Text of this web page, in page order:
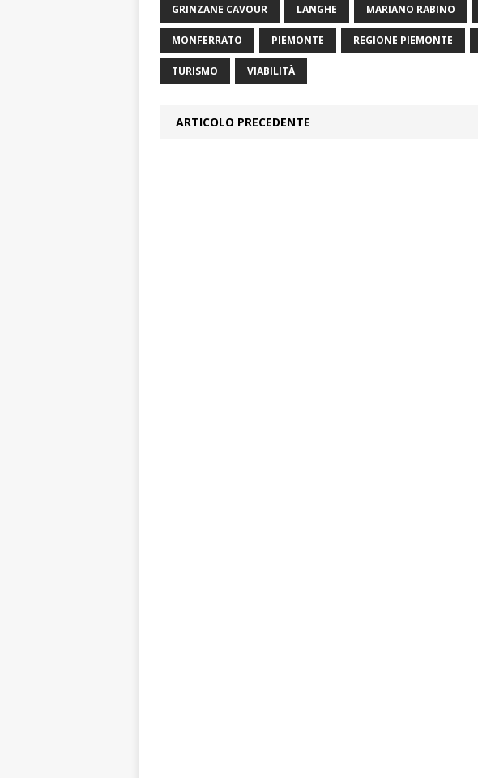
GRINZANE CAVOUR LANGHE MARIANO RABINO
MONFERRATO PIEMONTE REGIONE PIEMONTE
TURISMO VIABILITÀ
ARTICOLO PRECEDENTE